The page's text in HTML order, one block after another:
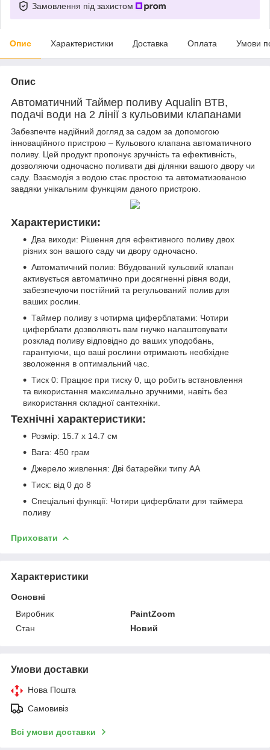
Замовлення під захистом
Опис Характеристики Доставка Оплата Умови
Опис
Автоматичний Таймер поливу Aqualin ВТВ,
подачі води на 2 лінії з кульовими клапанами
Забезпечте надійний догляд за садом за допомогою
інноваційного пристрою – Кульового клапана автоматичного
поливу. Цей продукт пропонує зручність та ефективність,
дозволяючи одночасно поливати дві ділянки вашого двору чи
саду. Взаємодія з водою стає простою та автоматизованою
завдяки унікальним функціям даного пристрою.
Характеристики:
Два виходи: Рішення для ефективного поливу двох
різних зон вашого саду чи двору одночасно.
Автоматичний полив: Вбудований кульовий клапан
активується автоматично при досягненні рівня води,
забезпечуючи постійний та регульований полив для
ваших рослин.
Таймер поливу з чотирма циферблатами: Чотири
циферблати дозволяють вам гнучко налаштовувати
розклад поливу відповідно до ваших уподобань,
гарантуючи, що ваші рослини отримають необхідне
зволоження в оптимальний час.
Тиск 0: Працює при тиску 0, що робить встановлення
та використання максимально зручними, навіть без
використання складної сантехніки.
Технічні характеристики:
Розмір: 15.7 x 14.7 см
Вага: 450 грам
Джерело живлення: Дві батарейки типу АА
Тиск: від 0 до 8
Спеціальні функції: Чотири циферблати для таймера
поливу
Приховати
Характеристики
Основні
Виробник
PaintZoom
Стан
Новий
Умови доставки
Нова Пошта
Самовивіз
Всі умови доставки